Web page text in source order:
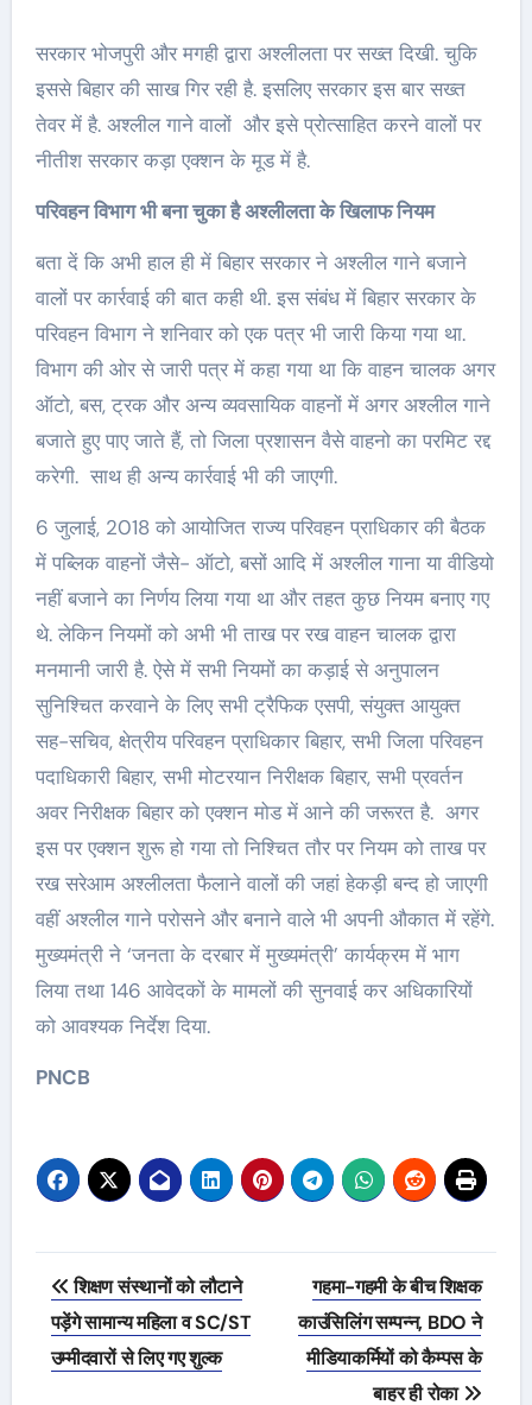
सरकार भोजपुरी और मगही द्वारा अश्लीलता पर सख्त दिखी. चुकि
इससे बिहार की साख गिर रही है. इसलिए सरकार इस बार सख्त
तेवर में है. अश्लील गाने वालों और इसे प्रोत्साहित करने वालों पर
नीतीश सरकार कड़ा एक्शन के मूड में है.
परिवहन विभाग भी बना चुका है अश्लीलता के खिलाफ नियम
बता दें कि अभी हाल ही में बिहार सरकार ने अश्लील गाने बजाने
वालों पर कार्रवाई की बात कही थी. इस संबंध में बिहार सरकार के
परिवहन विभाग ने शनिवार को एक पत्र भी जारी किया गया था.
विभाग की ओर से जारी पत्र में कहा गया था कि वाहन चालक अगर
ऑटो, बस, ट्रक और अन्य व्यवसायिक वाहनों में अगर अश्लील गाने
बजाते हुए पाए जाते हैं, तो जिला प्रशासन वैसे वाहनो का परमिट रद्द
करेगी. साथ ही अन्य कार्रवाई भी की जाएगी.
6 जुलाई, 2018 को आयोजित राज्य परिवहन प्राधिकार की बैठक
में पब्लिक वाहनों जैसे- ऑटो, बसों आदि में अश्लील गाना या वीडियो
नहीं बजाने का निर्णय लिया गया था और तहत कुछ नियम बनाए गए
थे. लेकिन नियमों को अभी भी ताख पर रख वाहन चालक द्वारा
मनमानी जारी है. ऐसे में सभी नियमों का कड़ाई से अनुपालन
सुनिश्चित करवाने के लिए सभी ट्रैफिक एसपी, संयुक्त आयुक्त
सह-सचिव, क्षेत्रीय परिवहन प्राधिकार बिहार, सभी जिला परिवहन
पदाधिकारी बिहार, सभी मोटरयान निरीक्षक बिहार, सभी प्रवर्तन
अवर निरीक्षक बिहार को एक्शन मोड में आने की जरूरत है. अगर
इस पर एक्शन शुरू हो गया तो निश्चित तौर पर नियम को ताख पर
रख सरेआम अश्लीलता फैलाने वालों की जहां हेकड़ी बन्द हो जाएगी
वहीं अश्लील गाने परोसने और बनाने वाले भी अपनी औकात में रहेंगे.
मुख्यमंत्री ने ‘जनता के दरबार में मुख्यमंत्री’ कार्यक्रम में भाग
लिया तथा 146 आवेदकों के मामलों की सुनवाई कर अधिकारियों
को आवश्यक निर्देश दिया.
PNCB
Post
navigation
शिक्षण संस्थानों को लौटाने
पड़ेंगे सामान्य महिला व SC/ST
उम्मीदवारों से लिए गए शुल्क
गहमा-गहमी के बीच शिक्षक
काउंसिलिंग सम्पन्न, BDO ने
मीडियाकर्मियों को कैम्पस के
बाहर ही रोका